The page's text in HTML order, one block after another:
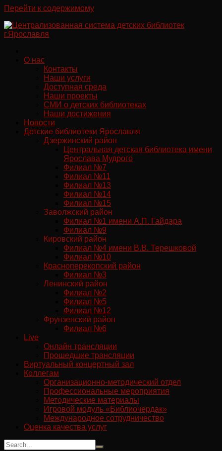
Перейти к содержимому
О нас
Контакты
Наши услуги
Доступная среда
Наши проекты
СМИ о детских библиотеках
Наши достижения
Новости
Детские библиотеки Ярославля
Дзержинский район
Центральная детская библиотека имени
Ярослава Мудрого
Филиал №7
Филиал №11
Филиал №13
Филиал №14
Филиал №15
Заволжский район
Филиал №1 имени А.П. Гайдара
Филиал №9
Кировский район
Филиал №4 имени В.В. Терешковой
Филиал №10
Красноперекопский район
Филиал №3
Ленинский район
Филиал №2
Филиал №5
Филиал №12
Фрунзенский район
Филиал №6
Live
Онлайн трансляции
Прошедшие трансляции
Виртуальный концертный зал
Коллегам
Организационно-методический отдел
Профессиональные мероприятия
Методические материалы
Игровой модуль «Библиочердак»
Международное сотрудничество
Оценка качества услуг